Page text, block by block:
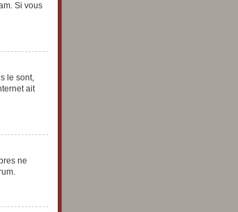
Si vous
le sont,
ait
ne